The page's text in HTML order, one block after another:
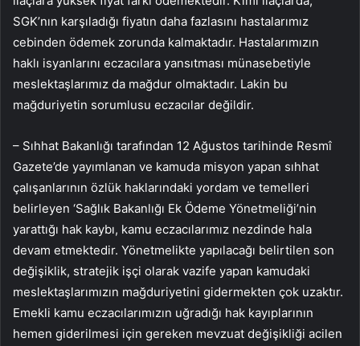
SGK’nın karşıladığı fiyatın daha fazlasını hastalarımız
cebinden ödemek zorunda kalmaktadır. Hastalarımızın
haklı isyanlarını eczacılara yansıtması münasebetiyle
meslektaşlarımız da mağdur olmaktadır. Lakin bu
mağduriyetin sorumlusu eczacılar değildir.
– Sıhhat Bakanlığı tarafından 12 Ağustos tarihinde Resmî
Gazete’de yayımlanan ve kamuda misyon yapan sıhhat
çalışanlarının özlük haklarındaki yordam ve temelleri
belirleyen ‘Sağlık Bakanlığı Ek Ödeme Yönetmeliği’nin
yarattığı hak kaybı, kamu eczacılarımız nezdinde hala
devam etmektedir. Yönetmelikte yapılacağı belirtilen son
değişiklik, stratejik işçi olarak vazife yapan kamudaki
meslektaşlarımızın mağduriyetini gidermekten çok uzaktır.
Emekli kamu eczacılarımızın uğradığı hak kayıplarının
hemen giderilmesi için gereken mevzuat değişikliği acilen